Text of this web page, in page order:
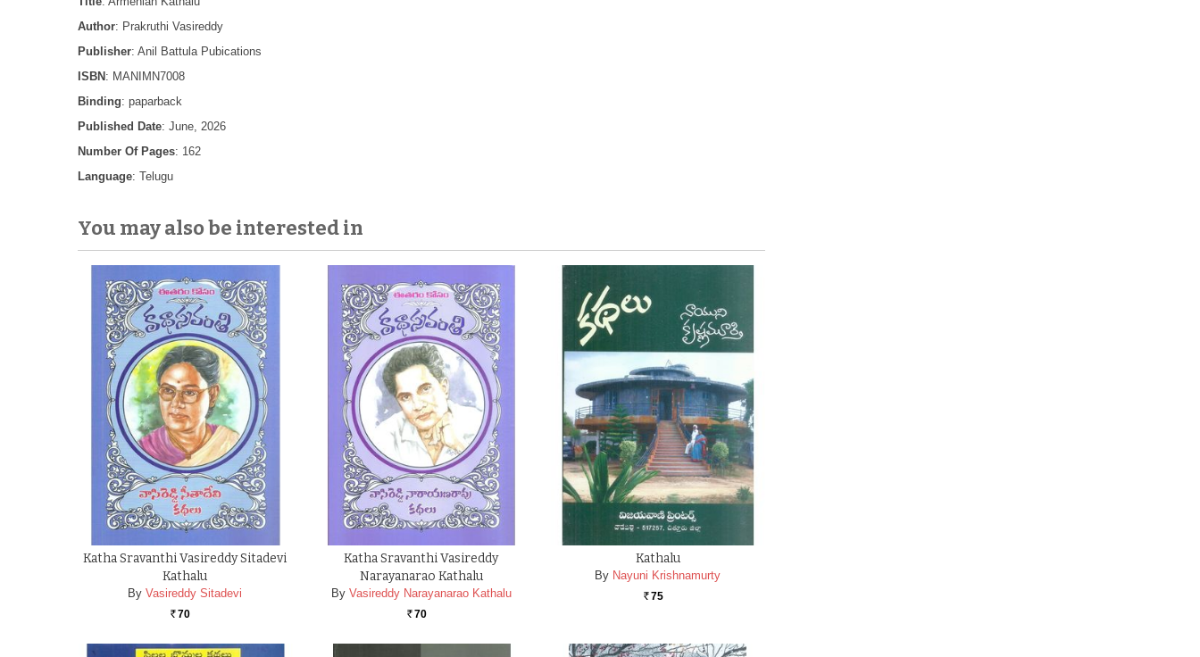
Author: Prakruthi Vasireddy
Publisher: Anil Battula Pubications
ISBN : MANIMN7008
Binding: paparback
Published Date: June, 2026
Number Of Pages: 162
Language: Telugu
You may also be interested in
Katha Sravanthi Vasireddy Sitadevi
Kathalu
By Vasireddy Sitadevi
Rs. 70
Katha Sravanthi Vasireddy
Narayanarao Kathalu
By Vasireddy Narayanarao Kathalu
Rs. 70
Kathalu
By Nayuni Krishnamurty
Rs. 75